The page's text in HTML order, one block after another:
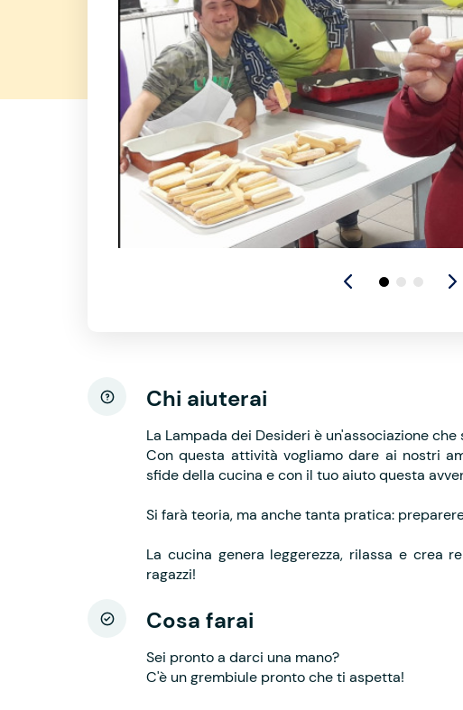
Chi aiuterai
La Lampada dei Desideri è un'associazione
Con questa attività vogliamo dare ai nostri
sfide della cucina e con il tuo aiuto questa
Si farà teoria, ma anche tanta pratica:
La cucina genera leggerezza, rilassa e crea
ragazzi!
Cosa farai
Sei pronto a darci una mano?
C'è un grembiule pronto che ti aspetta!